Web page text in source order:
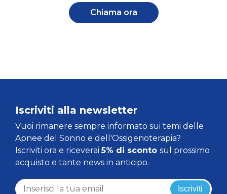
Chiama ora
Iscriviti alla newsletter
Vuoi rimanere sempre informato sui temi delle
Apnee del Sonno e dell'Ossigenoterapia?
Iscriviti ora e riceverai5% di sconto sul prossimo
acquisto e tante news in anticipo.
Iscriviti